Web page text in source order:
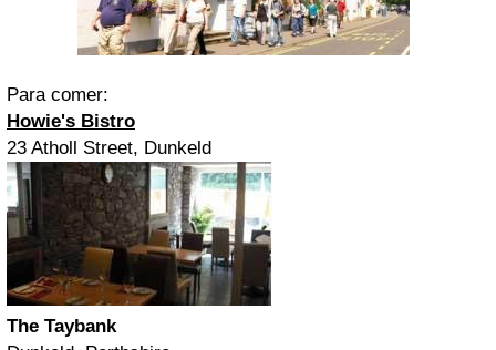
Para comer:
Howie's Bistro
23 Atholl Street, Dunkeld
The Taybank